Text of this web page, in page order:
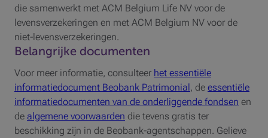
die samenwerkt met ACM Belgium Life NV voor de
levensverzekeringen en met ACM Belgium NV voor de
niet-levensverzekeringen.
Belangrijke documenten
Voor meer informatie, consulteer het essentiële
informatiedocument Beobank Patrimonial, de essentiële
informatiedocumenten van de onderliggende fondsen en
de algemene voorwaarden die tevens gratis ter
beschikking zijn in de Beobank-agentschappen. Gelieve